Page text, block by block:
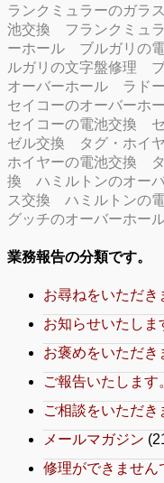
ランクミュラーのガラ
池交換
フランクミュ
ーホール
ブルガリの
ルガリの文字盤修理
オーバーホール
ラド
セイコーのオーバーホ
セイコーの電池交換
ゼル交換
タグ・ホイ
ホイヤーの電池交換
換
ハミルトンのオー
ス交換
ハミルトンの
グッチのオーバーホー
業務報告の分類です。
お尋ねをいただき
お知らせいたしま
お褒めをいただき
ご報告いたします
ご相談をいただき
メールマガジン
修理ができません